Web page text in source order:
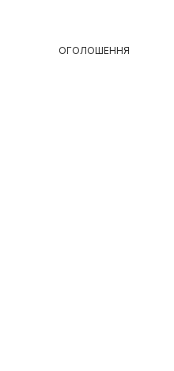
ОГОЛОШЕННЯ